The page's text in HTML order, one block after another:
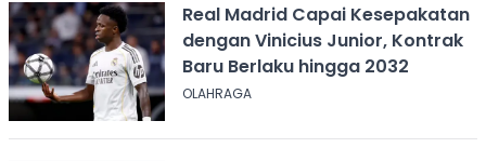
Real Madrid Capai Kesepakatan
dengan Vinicius Junior, Kontrak
Baru Berlaku hingga 2032
OLAHRAGA